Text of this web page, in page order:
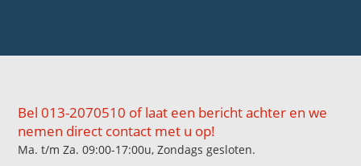
Bel 013-2070510 of laat een bericht achter en we
nemen direct contact met u op!
Ma. t/m Za. 09:00-17:00u, Zondags gesloten.